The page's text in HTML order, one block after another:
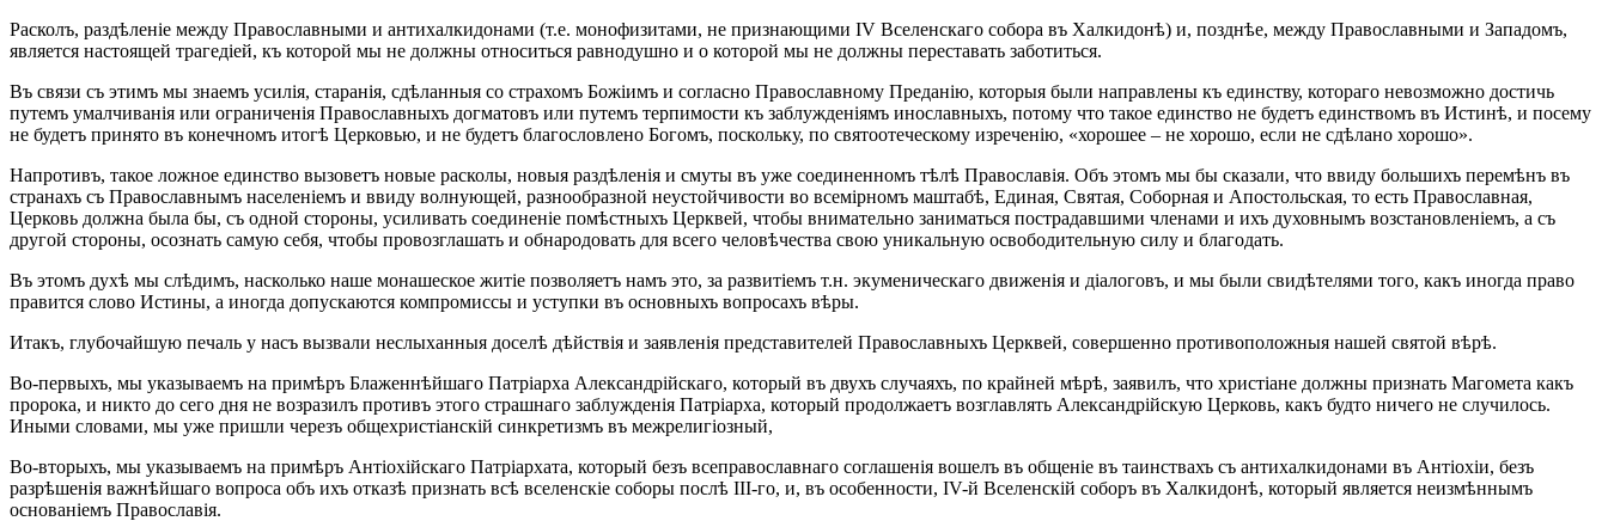
Расколъ, раздѣленіе между Православными и антихалкидонами (т.е. монофизитами, не признающими IV Вселенскаго собора въ Халкидонѣ) и, позднѣе, между Православными и Западомъ,
является настоящей трагедіей, къ которой мы не должны относиться равнодушно и о которой мы не должны переставать заботиться.
Въ связи съ этимъ мы знаемъ усилія, старанія, сдѣланныя со страхомъ Божіимъ и согласно Православному Преданію, которыя были направлены къ единству, котораго невозможно достичь
путемъ умалчиванія или ограниченія Православныхъ догматовъ или путемъ терпимости къ заблужденіямъ инославныхъ, потому что такое единство не будетъ единствомъ въ Истинѣ, и посему
не будетъ принято въ конечномъ итогѣ Церковью, и не будетъ благословлено Богомъ, поскольку, по святоотеческому изреченію, «хорошее – не хорошо, если не сдѣлано хорошо».
Напротивъ, такое ложное единство вызоветъ новые расколы, новыя раздѣленія и смуты въ уже соединенномъ тѣлѣ Православія. Объ этомъ мы бы сказали, что ввиду большихъ перемѣнъ въ
странахъ съ Православнымъ населеніемъ и ввиду волнующей, разнообразной неустойчивости во всемірномъ маштабѣ, Единая, Святая, Соборная и Апостольская, то есть Православная,
Церковь должна была бы, съ одной стороны, усиливать соединеніе помѣстныхъ Церквей, чтобы внимательно заниматься пострадавшими членами и ихъ духовнымъ возстановленіемъ, а съ
другой стороны, осознать самую себя, чтобы провозглашать и обнародовать для всего человѣчества свою уникальную освободительную силу и благодать.
Въ этомъ духѣ мы слѣдимъ, насколько наше монашеское житіе позволяетъ намъ это, за развитіемъ т.н. экуменическаго движенія и діалоговъ, и мы были свидѣтелями того, какъ иногда право
правится слово Истины, а иногда допускаются компромиссы и уступки въ основныхъ вопросахъ вѣры.
Итакъ, глубочайшую печаль у насъ вызвали неслыханныя доселѣ дѣйствія и заявленія представителей Православныхъ Церквей, совершенно противоположныя нашей святой вѣрѣ.
Во-первыхъ, мы указываемъ на примѣръ Блаженнѣйшаго Патріарха Александрійскаго, который въ двухъ случаяхъ, по крайней мѣрѣ, заявилъ, что христіане должны признать Магомета какъ
пророка, и никто до сего дня не возразилъ противъ этого страшнаго заблужденія Патріарха, который продолжаетъ возглавлять Александрійскую Церковь, какъ будто ничего не случилось.
Иными словами, мы уже пришли черезъ общехристіанскій синкретизмъ въ межрелигіозный,
Во-вторыхъ, мы указываемъ на примѣръ Антіохійскаго Патріархата, который безъ всеправославнаго соглашенія вошелъ въ общеніе въ таинствахъ съ антихалкидонами въ Антіохіи, безъ
разрѣшенія важнѣйшаго вопроса объ ихъ отказѣ признать всѣ вселенскіе соборы послѣ III-го, и, въ особенности, ІV-й Вселенскій соборъ въ Халкидонѣ, который является неизмѣннымъ
основаніемъ Православія.